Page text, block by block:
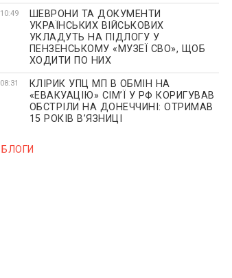
10:49
ШЕВРОНИ ТА ДОКУМЕНТИ
УКРАЇНСЬКИХ ВІЙСЬКОВИХ
УКЛАДУТЬ НА ПІДЛОГУ У
ПЕНЗЕНСЬКОМУ «МУЗЕЇ СВО», ЩОБ
ХОДИТИ ПО НИХ
08:31
КЛІРИК УПЦ МП В ОБМІН НА
«ЕВАКУАЦІЮ» СІМʼЇ У РФ КОРИГУВАВ
ОБСТРІЛИ НА ДОНЕЧЧИНІ: ОТРИМАВ
15 РОКІВ ВʼЯЗНИЦІ
БЛОГИ